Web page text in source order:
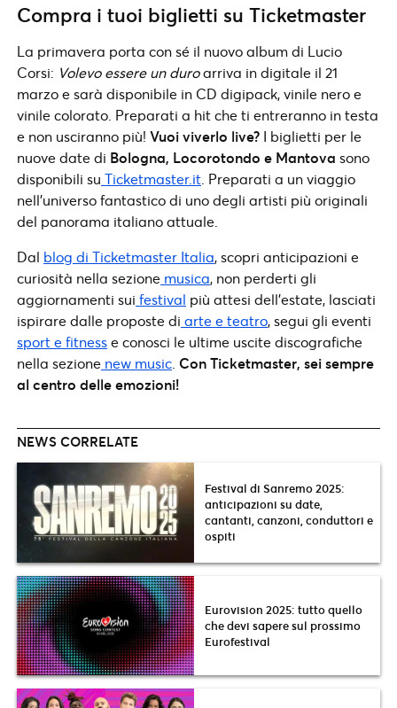
Compra i tuoi biglietti su Ticketmaster
La primavera porta con sé il nuovo album di Lucio
Corsi: Volevo essere un duroarriva in digitale il 21
marzo e sarà disponibile in CD digipack, vinile nero e
vinile colorato. Preparati a hit che ti entreranno in testa
e non usciranno più! Vuoi viverlo live? I biglietti per le
nuove date di Bologna, Locorotondo e Mantova sono
disponibili su Ticketmaster.it . Preparati a un viaggio
nell’universo fantastico di uno degli artisti più originali
del panorama italiano attuale.
Dal blog di Ticketmaster Italia, scopri anticipazioni e
curiosità nella sezione musica, non perderti gli
aggiornamenti sui festival più attesi dell’estate, lasciati
ispirare dalle proposte di arte e teatro, segui gli eventi
sport e fitnesse conosci le ultime uscite discografiche
nella sezione new music Con Ticketmaster, sei sempre
al centro delle emozioni!
NEWS CORRELATE
Festival di Sanremo 2025:
anticipazioni su date,
cantanti, canzoni, conduttori e
ospiti
Eurovision 2025: tutto quello
che devi sapere sul prossimo
Eurofestival